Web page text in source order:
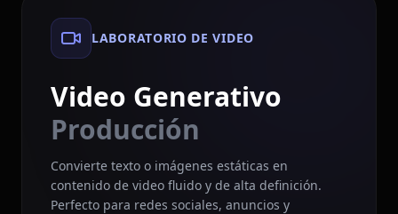
LABORATORIO DE VIDEO
Video Generativo
Producción
Convierte texto o imágenes estáticas en
contenido de video fluido y de alta definición.
Perfecto para redes sociales, anuncios y